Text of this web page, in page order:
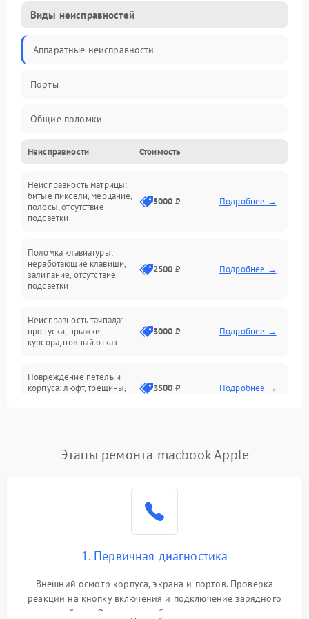
Виды неисправностей
Аппаратные неисправности
Порты
Общие поломки
Устройства
Программные ошибки
Электрические и системные сбои
Интерфейсные проблемы
Батарея
Сеть и интернет
Неисправности Стоимость
Неисправность матрицы:
битые пиксели, мерцание,
полосы, отсутствие
подсветки
5000 ₽ Подробнее →
Поломка клавиатуры:
неработающие клавиши,
залипание, отсутствие
подсветки
2500 ₽ Подробнее →
Неисправность тачпада:
пропуски, прыжки
курсора, полный отказ
3000 ₽ Подробнее →
Повреждение петель и
корпуса: люфт, трещины,
3500 ₽ Подробнее →
невозможность зарядки,
2500 ₽ Подробнее →
2000 ₽
Перегрев из‑за пыли,
неисправности кулера
Выход из строя SSD или
Этапы ремонта macbook Apple
1. Первичная диагностика
Внешний осмотр корпуса, экрана и портов. Проверка
реакции на кнопку включения и подключение зарядного
устройства. Оценка потребления тока с помощью